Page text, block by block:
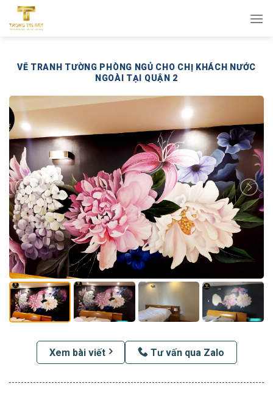
qua
VẼ TRANH TƯỜNG PHÒNG NGỦ CHO CHỊ KHÁCH NƯỚC
NGOÀI TẠI QUẬN 2
Xem bài viết Tư vấn qua Zalo